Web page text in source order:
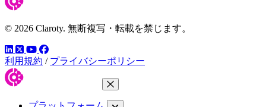
© 2026 Claroty. 無断複写・転載を禁じます。
LinkedIn
ツイッター
YouTube
Facebook
利用規約 / プライバシーポリシー
メニューを閉じる